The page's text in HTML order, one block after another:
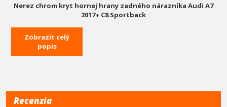
Nerez chrom kryt hornej hrany zadného nárazníka Audi A7
2017+ C8 Sportback
Tento nerez kryt zadného nárazníka je 100% z nerez ocele, má
vlastné podlepenie, súčasťou balenia je kompletná čistiaca sada
vrátane návodu, montáž je veľmi jednoduchá.
Zobrazit celý
popis
Recenzia